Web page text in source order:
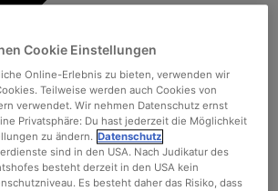
Cookie Einstellungen
Online-Erlebnis zu bieten, verwenden wir
Teilweise werden auch Cookies von
verwendet. Wir nehmen Datenschutz ernst
Privatsphäre: Du hast jederzeit die Möglichkeit
zu ändern. Datenschutz
sind in den USA. Nach Judikatur des
besteht derzeit in den USA kein
Es besteht daher das Risiko, dass